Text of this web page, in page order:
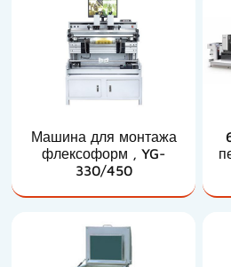
Машина для монтажа
флексоформ , YG-
330/450